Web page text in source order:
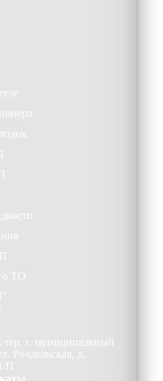
ТО
тер. г. муниципальный
Рочдельская, д.
П